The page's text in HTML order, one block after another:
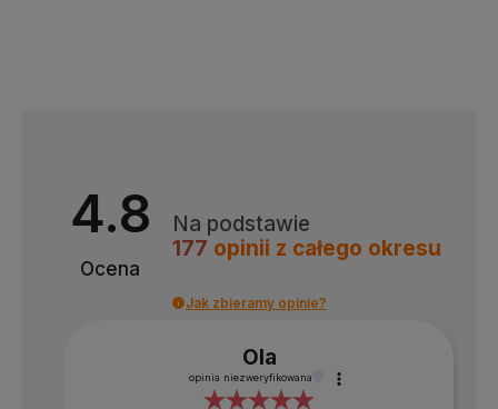
4.8
Ocena
Na podstawie
177 opinii z całego okresu
Jak zbieramy opinie?
Ola
opinia niezweryfikowana